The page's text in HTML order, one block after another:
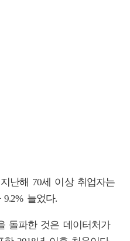
난해 70세 이상 취업자는
늘었다.
돌파한 것은 데이터처가